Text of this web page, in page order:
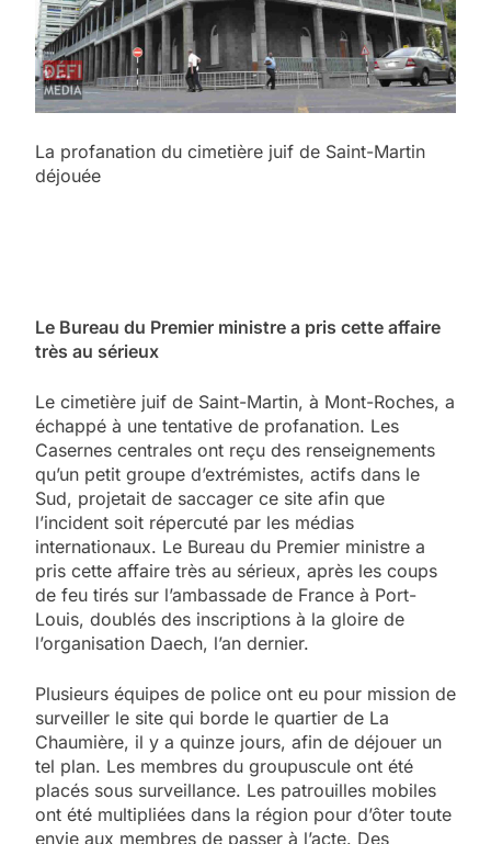
La profanation du cimetière juif de Saint-Martin
déjouée
Le Bureau du Premier ministre a pris cette affaire
très au sérieux
Le cimetière juif de Saint-Martin, à Mont-Roches, a
échappé à une tentative de profanation. Les
Casernes centrales ont reçu des renseignements
qu’un petit groupe d’extrémistes, actifs dans le
Sud, projetait de saccager ce site afin que
l’incident soit répercuté par les médias
internationaux. Le Bureau du Premier ministre a
pris cette affaire très au sérieux, après les coups
de feu tirés sur l’ambassade de France à Port-
Louis, doublés des inscriptions à la gloire de
l’organisation Daech, l’an dernier.
Plusieurs équipes de police ont eu pour mission de
surveiller le site qui borde le quartier de La
Chaumière, il y a quinze jours, afin de déjouer un
tel plan. Les membres du groupuscule ont été
placés sous surveillance. Les patrouilles mobiles
ont été multipliées dans la région pour d’ôter toute
envie aux membres de passer à l’acte. Des